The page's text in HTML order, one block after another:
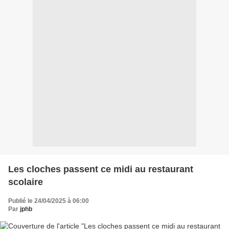
Les cloches passent ce midi au restaurant
scolaire
Publié le 24/04/2025 à 06:00
Par jphb